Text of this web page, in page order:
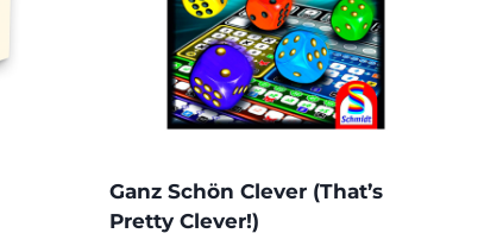
Ganz Schön Clever (That’s
Pretty Clever!)